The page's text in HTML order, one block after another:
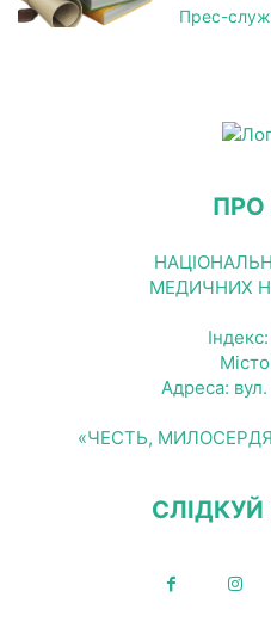
Прес-
ПРО
МЕДИЧНИХ
Адреса:
«ЧЕСТЬ,